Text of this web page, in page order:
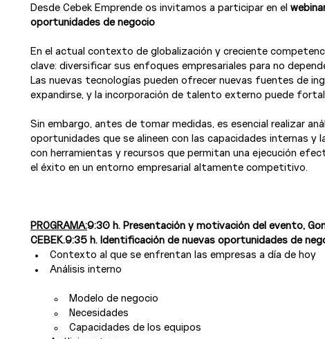
Desde Cebek Emprende os invitamos a participar en el
oportunidades de negocio
En el actual contexto de globalización y creciente
clave: diversificar sus enfoques empresariales para no
Las nuevas tecnologías pueden ofrecer nuevas fuentes de
expandirse, y la incorporación de talento externo puede
Sin embargo, antes de tomar medidas, es esencial realizar
oportunidades que se alineen con las capacidades internas y
con herramientas y recursos que permitan una ejecución
el éxito en un entorno empresarial altamente competitivo.
PROGRAMA:9:30 h. Presentación y motivación del evento,
CEBEK.9:35 h. Identificación de nuevas oportunidades de
Contexto al que se enfrentan las empresas a día de hoy
Modelo de negocio
Necesidades
Capacidades de los equipos